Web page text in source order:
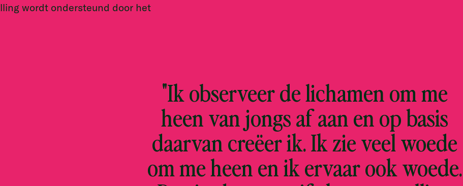
wordt ondersteund door het
"Ik observeer de lichamen om me
heen van jongs af aan en op basis
daarvan creëer ik. Ik zie veel woede
om me heen en ik ervaar ook woede.